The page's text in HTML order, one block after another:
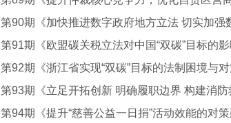
第90期《加快推进数字政府地方立法 切实加强
第91期《欧盟碳关税立法对中国“双碳”目标的影
第92期《浙江省实现“双碳”目标的法制困境与对
第93期《立足开拓创新 明确履职边界 构建消防
第94期《提升“慈善公益一日捐”活动效能的对策